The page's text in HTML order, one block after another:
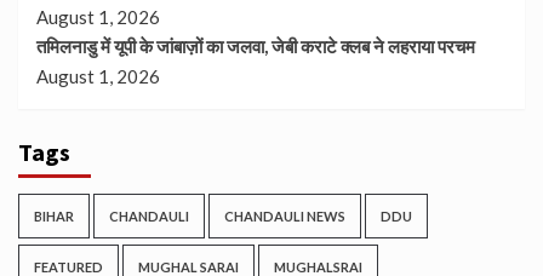
August 1, 2026
तमिलनाडु में यूपी के जांबाज़ों का जलवा, जेबी कराटे क्लब ने लहराया परचम
August 1, 2026
Tags
BIHAR CHANDAULI CHANDAULI NEWS DDU
FEATURED MUGHAL SARAI MUGHALSRAI